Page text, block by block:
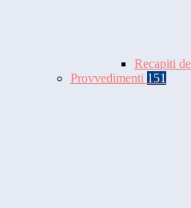
Recapiti
Provvedimenti 151